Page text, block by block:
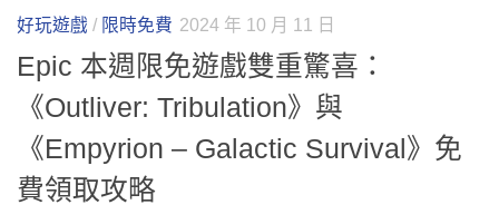
好玩遊戲 / 限時免費 2024 年 10 月 11 日
Epic 本週限免遊戲雙重驚喜：
《Outliver: Tribulation》與
《Empyrion – Galactic Survival》免
費領取攻略